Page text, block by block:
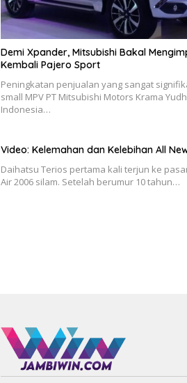
Demi Xpander, Mitsubishi Bakal
Kembali Pajero Sport
Peningkatan penjualan yang sangat
small MPV PT Mitsubishi Motors Krama
Indonesia…
Video: Kelemahan dan Kelebihan All
Daihatsu Terios pertama kali terjun ke
Air 2006 silam. Setelah berumur 10 tahun…